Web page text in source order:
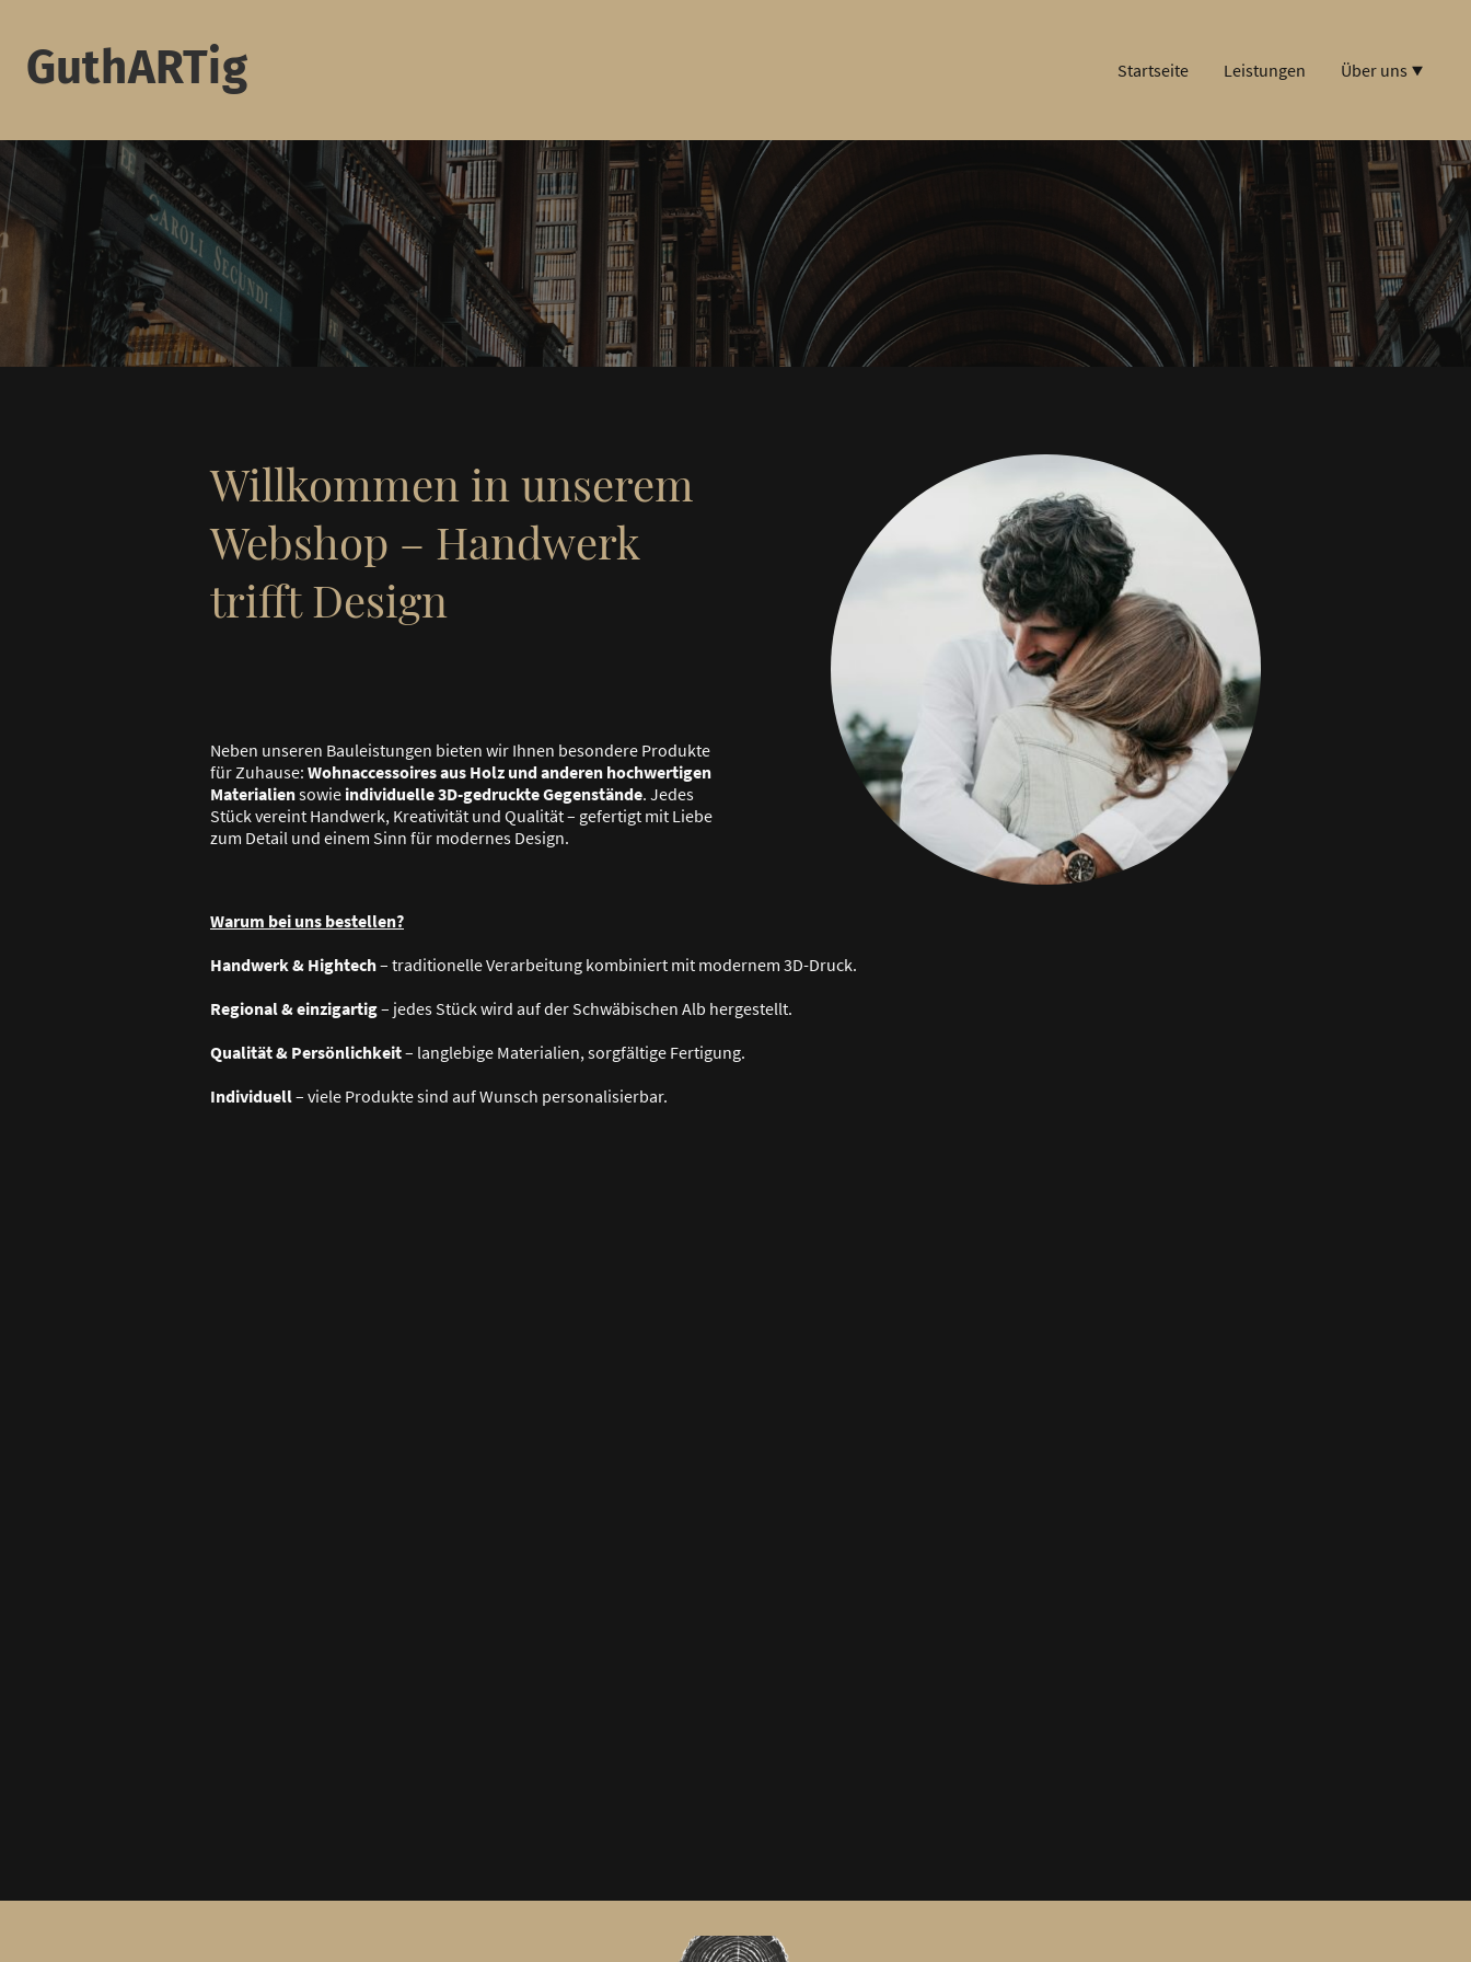
GuthARTig Startseite Leistungen Über uns
Willkommen in unserem
Webshop – Handwerk
trifft Design
Neben unseren Bauleistungen bieten wir Ihnen besondere Produkte
für Zuhause: Wohnaccessoires aus Holz und anderen hochwertigen
Materialiensowie individuelle 3D-gedruckte Gegenstände. Jedes
Stück vereint Handwerk, Kreativität und Qualität – gefertigt mit Liebe
zum Detail und einem Sinn für modernes Design.
Warum bei uns bestellen?
Handwerk & Hightech– traditionelle Verarbeitung kombiniert mit modernem 3D-Druck.
Regional & einzigartig– jedes Stück wird auf der Schwäbischen Alb hergestellt.
Qualität & Persönlichkeit– langlebige Materialien, sorgfältige Fertigung.
Individuell– viele Produkte sind auf Wunsch personalisierbar.